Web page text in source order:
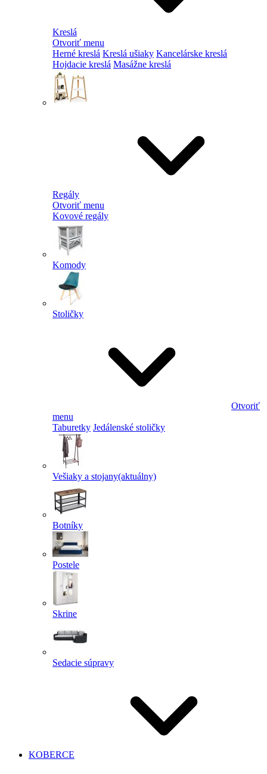
Kreslá
Otvoriť menu
Herné kreslá Kreslá ušiaky Kancelárske kreslá
Hojdacie kreslá Masážne kreslá
Regály
Otvoriť menu
Kovové regály
Komody
Stoličky
Otvoriť
menu
Taburetky Jedálenské stoličky
Vešiaky a stojany(aktuálny)
Botníky
Postele
Skrine
Sedacie súpravy
KOBERCE